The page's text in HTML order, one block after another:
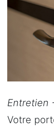
Entretien
Votre